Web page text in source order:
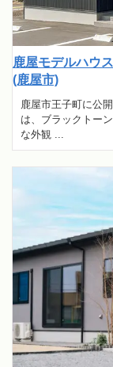
鹿屋モデルハウ
(鹿屋市)
鹿屋市王子町に公
は、ブラックトー
な外観 ...